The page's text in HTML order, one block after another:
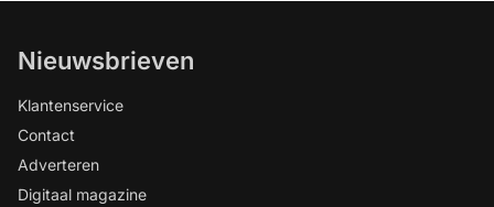
Nieuwsbrieven
Klantenservice
Contact
Adverteren
Digitaal magazine